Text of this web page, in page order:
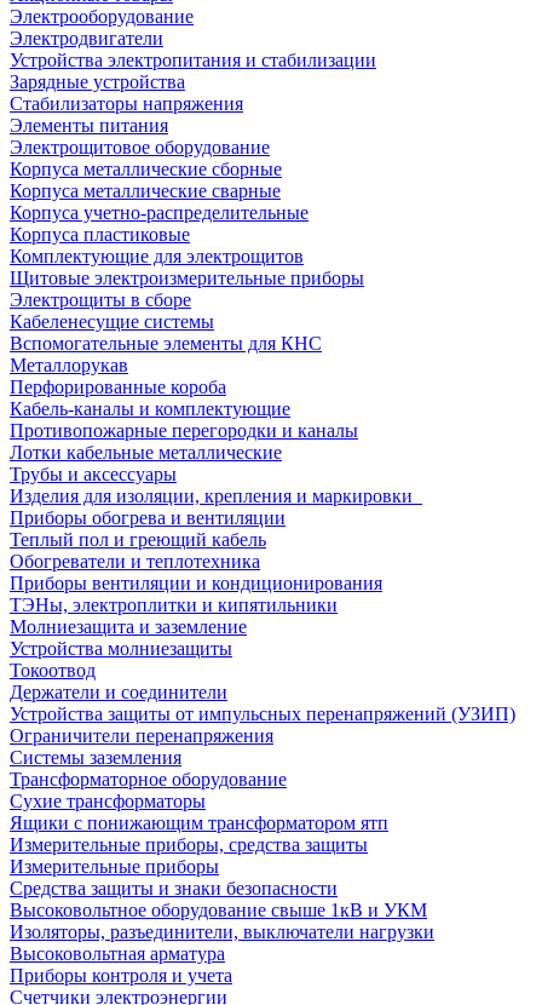
Электрооборудование
Электродвигатели
Устройства электропитания и стабилизации
Зарядные устройства
Стабилизаторы напряжения
Элементы питания
Электрощитовое оборудование
Корпуса металлические сборные
Корпуса металлические сварные
Корпуса учетно-распределительные
Корпуса пластиковые
Комплектующие для электрощитов
Щитовые электроизмерительные приборы
Электрощиты в сборе
Кабеленесущие системы
Вспомогательные элементы для КНС
Металлорукав
Перфорированные короба
Кабель-каналы и комплектующие
Противопожарные перегородки и каналы
Лотки кабельные металлические
Трубы и аксессуары
Изделия для изоляции, крепления и маркировки
Приборы обогрева и вентиляции
Теплый пол и греющий кабель
Обогреватели и теплотехника
Приборы вентиляции и кондиционирования
ТЭНы, электроплитки и кипятильники
Молниезащита и заземление
Устройства молниезащиты
Токоотвод
Держатели и соединители
Устройства защиты от импульсных перенапряжений (УЗИП)
Ограничители перенапряжения
Системы заземления
Трансформаторное оборудование
Сухие трансформаторы
Ящики с понижающим трансформатором ятп
Измерительные приборы, средства защиты
Измерительные приборы
Средства защиты и знаки безопасности
Высоковольтное оборудование свыше 1кВ и УКМ
Изоляторы, разъединители, выключатели нагрузки
Высоковольтная арматура
Приборы контроля и учета
Счетчики электроэнергии